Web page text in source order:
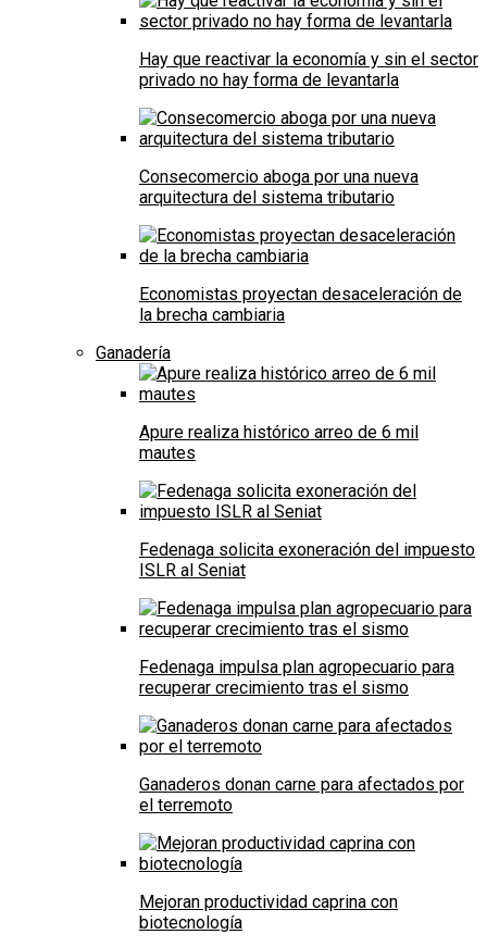
Hay que reactivar la economía y sin el sector
privado no hay forma de levantarla
Consecomercio aboga por una nueva
arquitectura del sistema tributario
Economistas proyectan desaceleración de
la brecha cambiaria
Ganadería
Apure realiza histórico arreo de 6 mil
mautes
Fedenaga solicita exoneración del impuesto
ISLR al Seniat
Fedenaga impulsa plan agropecuario para
recuperar crecimiento tras el sismo
Ganaderos donan carne para afectados por
el terremoto
Mejoran productividad caprina con
biotecnología